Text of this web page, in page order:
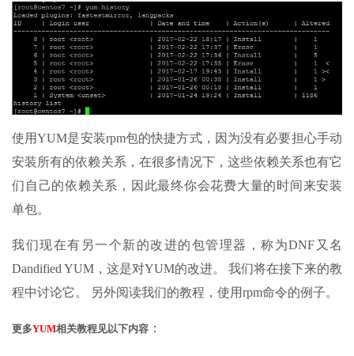
使用YUM是安装rpm包的快捷方式，因为没有必要担心手动
安装所有的依赖关系，在很多情况下，这些依赖关系也有它
们自己的依赖关系，因此最终你会花费大量的时间来安装
单包。
我们现在有另一个新的改进的包管理器，称为DNF又名
Dandified YUM，这是对YUM的改进。 我们将在接下来的教
程中讨论它。 另外阅读我们的教程，使用rpm命令的例子。
更多YUM相关教程见以下内容 ：